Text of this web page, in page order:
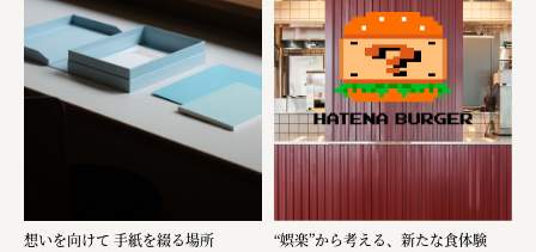
想いを向けて 手紙を綴る場所 “娯楽”から考える、新たな食体験